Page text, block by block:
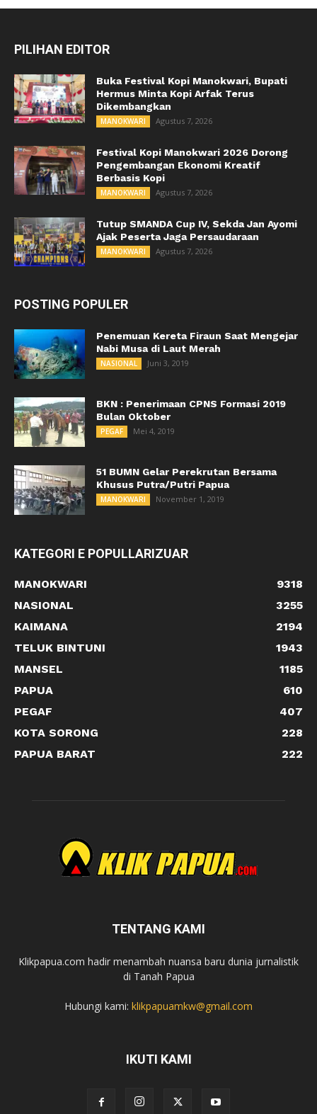
PILIHAN EDITOR
Buka Festival Kopi Manokwari, Bupati
Hermus Minta Kopi Arfak Terus
Dikembangkan
MANOKWARI Agustus 7, 2026
Festival Kopi Manokwari 2026 Dorong
Pengembangan Ekonomi Kreatif
Berbasis Kopi
MANOKWARI Agustus 7, 2026
Tutup SMANDA Cup IV, Sekda Jan Ayomi
Ajak Peserta Jaga Persaudaraan
MANOKWARI Agustus 7, 2026
POSTING POPULER
Penemuan Kereta Firaun Saat Mengejar
Nabi Musa di Laut Merah
NASIONAL Juni 3, 2019
BKN : Penerimaan CPNS Formasi 2019
Bulan Oktober
PEGAF Mei 4, 2019
51 BUMN Gelar Perekrutan Bersama
Khusus Putra/Putri Papua
MANOKWARI November 1, 2019
KATEGORI E POPULLARIZUAR
MANOKWARI
9318
NASIONAL
3255
KAIMANA
2194
TELUK BINTUNI
1943
MANSEL
1185
PAPUA
610
PEGAF
407
KOTA SORONG
228
PAPUA BARAT
222
TENTANG KAMI
Klikpapua.com hadir menambah nuansa baru dunia jurnalistik
di Tanah Papua
Hubungi kami: klikpapuamkw@gmail.com
IKUTI KAMI